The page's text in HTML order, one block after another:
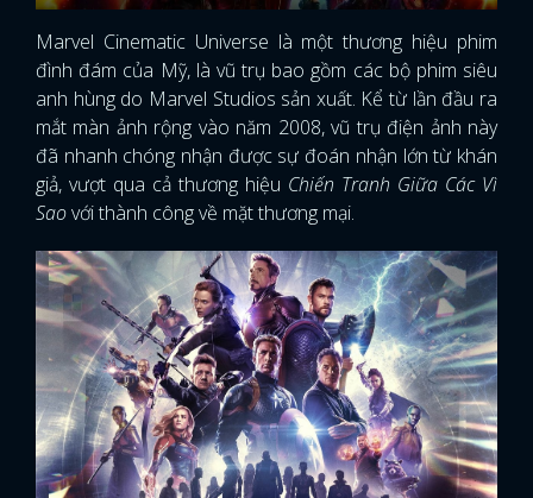
Marvel Cinematic Universe là một thương hiệu phim
đình đám của Mỹ, là vũ trụ bao gồm các bộ phim siêu
anh hùng do Marvel Studios sản xuất. Kể từ lần đầu ra
mắt màn ảnh rộng vào năm 2008, vũ trụ điện ảnh này
đã nhanh chóng nhận được sự đoán nhận lớn từ khán
giả, vượt qua cả thương hiệu Chiến Tranh Giữa Các Vì
Saovới thành công về mặt thương mại.